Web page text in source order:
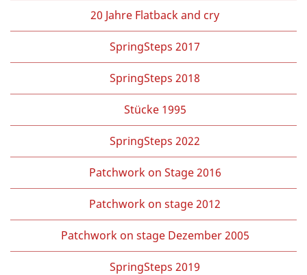
20 Jahre Flatback and cry
SpringSteps 2017
SpringSteps 2018
Stücke 1995
SpringSteps 2022
Patchwork on Stage 2016
Patchwork on stage 2012
Patchwork on stage Dezember 2005
SpringSteps 2019